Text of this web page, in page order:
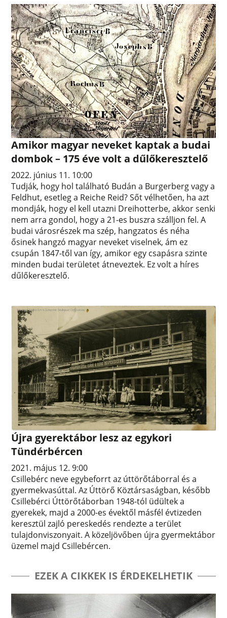
Amikor magyar neveket kaptak a budai
dombok – 175 éve volt a dűlőkeresztelő
2022. június 11. 10:00
Tudják, hogy hol található Budán a Burgerberg vagy a
Feldhut, esetleg a Reiche Reid? Sőt vélhetően, ha azt
mondják, hogy el kell utazni Dreihotterbe, akkor senki
nem arra gondol, hogy a 21-es buszra szálljon fel. A
budai városrészek ma szép, hangzatos és néha
ősinek hangzó magyar neveket viselnek, ám ez
csupán 1847-től van így, amikor egy csapásra szinte
minden budai területet átneveztek. Ez volt a híres
dűlőkeresztelő.
Újra gyerektábor lesz az egykori
Tündérbércen
2021. május 12. 9:00
Csillebérc neve egybeforrt az úttörőtáborral és a
gyermekvasúttal. Az Úttörő Köztársaságban, később
Csillebérci Úttörőtáborban 1948-tól üdültek a
gyerekek, majd a 2000-es évektől másfél évtizeden
keresztül zajló pereskedés rendezte a terület
tulajdonviszonyait. A közeljövőben újra gyermektábor
üzemel majd Csillebércen.
EZEK A CIKKEK IS ÉRDEKELHETIK